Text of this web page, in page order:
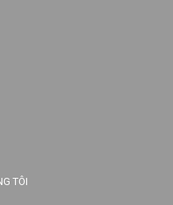
TÔI